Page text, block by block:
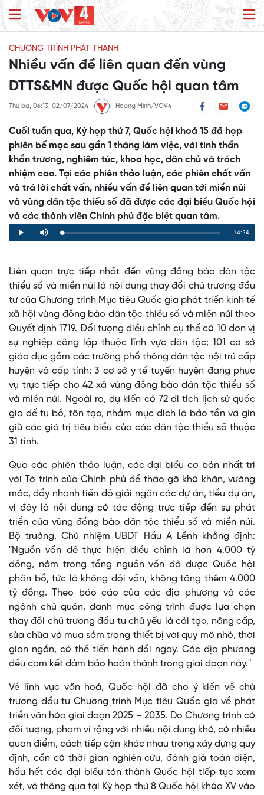
CHƯƠNG TRÌNH PHÁT THANH
Nhiều vấn đề liên quan đến vùng
DTTS&MN được Quốc hội quan tâm
Thứ ba, 06:13, 02/07/2024 Hoàng Minh/VOV4
Cuối tuần qua, Kỳ họp thứ 7, Quốc hội khoá 15 đã họp
phiên bế mạc sau gần 1 tháng làm việc, với tinh thần
khẩn trương, nghiêm túc, khoa học, dân chủ và trách
nhiệm cao. Tại các phiên thảo luận, các phiên chất vấn
và trả lời chất vấn, nhiều vấn đề liên quan tới miền núi
và vùng dân tộc thiểu số đã được các đại biểu Quốc hội
và các thành viên Chính phủ đặc biệt quan tâm.
Play Mute Loaded:
0%
Progress:
0%
Remaining
-14:24
Liên quan trực tiếp nhất đến vùng đồng bào dân tộc
thiểu số và miền núi là nội dung thay đổi chủ trương đầu
tư của Chương trình Mục tiêu Quốc gia phát triển kinh tế
xã hội vùng đồng bào dân tộc thiểu số và miền núi theo
Quyết định 1719. Đối tượng điều chỉnh cụ thể có 10 đơn vị
sự nghiệp công lập thuộc lĩnh vực dân tộc; 101 cơ sở
giáo dục gồm các trường phổ thông dân tộc nội trú cấp
huyện và cấp tỉnh; 3 cơ sở y tế tuyến huyện đang phục
vụ trực tiếp cho 42 xã vùng đồng bào dân tộc thiểu số
và miền núi. Ngoài ra, dự kiến có 72 di tích lịch sử quốc
gia để tu bổ, tôn tạo, nhằm mục đích là bảo tồn và gìn
giữ các giá trị tiêu biểu của các dân tộc thiểu số thuộc
31 tỉnh.
Qua các phiên thảo luận, các đại biểu cơ bản nhất trí
với Tờ trình của Chính phủ để tháo gỡ khó khăn, vướng
mắc, đẩy nhanh tiến độ giải ngân các dự án, tiểu dự án,
vì đây là nội dung có tác động trực tiếp đến sự phát
triển của vùng đồng bào dân tộc thiểu số và miền núi.
Bộ trưởng, Chủ nhiệm UBDT Hầu A Lềnh khẳng định:
"Nguồn vốn để thực hiện điều chỉnh là hơn 4.000 tỷ
đồng, nằm trong tổng nguồn vốn đã được Quốc hội
phân bổ, tức là không đội vốn, không tăng thêm 4.000
tỷ đồng. Theo báo cáo của các địa phương và các
ngành chủ quản, danh mục công trình được lựa chọn
thay đổi chủ trương đầu tư chủ yếu là cải tạo, nâng cấp,
sửa chữa và mua sắm trang thiết bị với quy mô nhỏ, thời
gian ngắn, có thể tiến hành đổi ngay. Các địa phương
đều cam kết đảm bảo hoàn thành trong giai đoạn này."
Về lĩnh vực văn hoá, Quốc hội đã cho ý kiến về chủ
trương đầu tư Chương trình Mục tiêu Quốc gia về phát
triển văn hóa giai đoạn 2025 – 2035. Do Chương trình có
đối tượng, phạm vi rộng với nhiều nội dung khó, có nhiều
quan điểm, cách tiếp cận khác nhau trong xây dựng quy
định, cần có thời gian nghiên cứu, đánh giá toàn diện,
hầu hết các đại biểu tán thành Quốc hội tiếp tục xem
xét, và thông qua tại Kỳ họp thứ 8 Quốc hội khóa XV vào